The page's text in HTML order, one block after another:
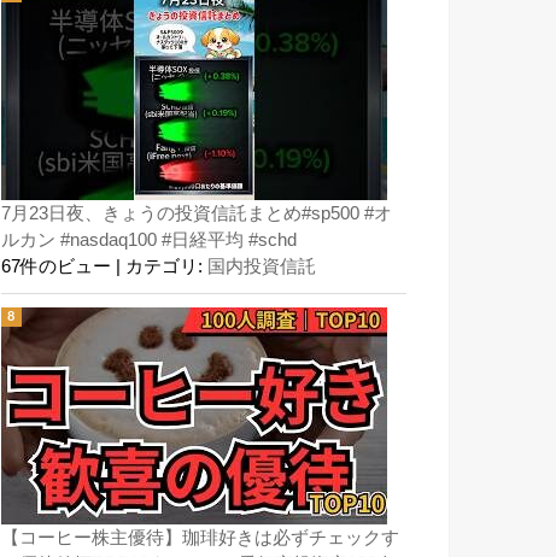
7月23日夜、きょうの投資信託まとめ#sp500 #オ
ルカン #nasdaq100 #日経平均 #schd
67件のビュー | カテゴリ: 国内投資信託
【コーヒー株主優待】珈琲好きは必ずチェックす